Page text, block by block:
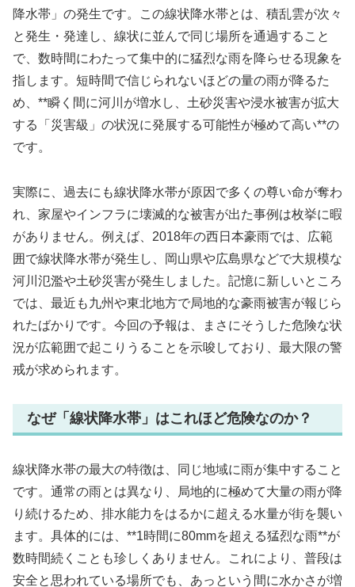
降水帯」の発生です。この線状降水帯とは、積乱雲が次々
と発生・発達し、線状に並んで同じ場所を通過すること
で、数時間にわたって集中的に猛烈な雨を降らせる現象を
指します。短時間で信じられないほどの量の雨が降るた
め、**瞬く間に河川が増水し、土砂災害や浸水被害が拡大
する「災害級」の状況に発展する可能性が極めて高い**の
です。
実際に、過去にも線状降水帯が原因で多くの尊い命が奪わ
れ、家屋やインフラに壊滅的な被害が出た事例は枚挙に暇
がありません。例えば、2018年の西日本豪雨では、広範
囲で線状降水帯が発生し、岡山県や広島県などで大規模な
河川氾濫や土砂災害が発生しました。記憶に新しいところ
では、最近も九州や東北地方で局地的な豪雨被害が報じら
れたばかりです。今回の予報は、まさにそうした危険な状
況が広範囲で起こりうることを示唆しており、最大限の警
戒が求められます。
なぜ「線状降水帯」はこれほど危険なのか？
線状降水帯の最大の特徴は、同じ地域に雨が集中すること
です。通常の雨とは異なり、局地的に極めて大量の雨が降
り続けるため、排水能力をはるかに超える水量が街を襲い
ます。具体的には、**1時間に80mmを超える猛烈な雨**が
数時間続くことも珍しくありません。これにより、普段は
安全と思われている場所でも、あっという間に水かさが増